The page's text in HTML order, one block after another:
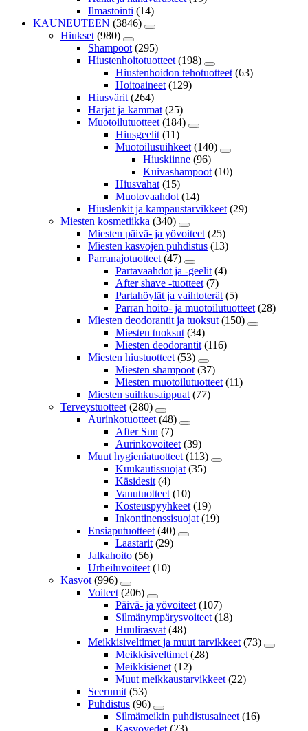
Ilmastointi (14)
KAUNEUTEEN (3846)
Hiukset (980)
Shampoot (295)
Hiustenhoitotuotteet (198)
Hiustenhoidon tehotuotteet (63)
Hoitoaineet (129)
Hiusvärit (264)
Harjat ja kammat (25)
Muotoilutuotteet (184)
Hiusgeelit (11)
Muotoilusuihkeet (140)
Hiuskiinne (96)
Kuivashampoot (10)
Hiusvahat (15)
Muotovaahdot (14)
Hiuslenkit ja kampaustarvikkeet (29)
Miesten kosmetiikka (340)
Miesten päivä- ja yövoiteet (25)
Miesten kasvojen puhdistus (13)
Parranajotuotteet (47)
Partavaahdot ja -geelit (4)
After shave -tuotteet (7)
Partahöylät ja vaihtoterät (5)
Parran hoito- ja muotoilutuotteet (28)
Miesten deodorantit ja tuoksut (150)
Miesten tuoksut (34)
Miesten deodorantit (116)
Miesten hiustuotteet (53)
Miesten shampoot (37)
Miesten muotoilutuotteet (11)
Miesten suihkusaippuat (77)
Terveystuotteet (280)
Aurinkotuotteet (48)
After Sun (7)
Aurinkovoiteet (39)
Muut hygieniatuotteet (113)
Kuukautissuojat (35)
Käsidesit (4)
Vanutuotteet (10)
Kosteuspyyhkeet (19)
Inkontinenssisuojat (19)
Ensiaputuotteet (40)
Laastarit (29)
Jalkahoito (56)
Urheiluvoiteet (10)
Kasvot (996)
Voiteet (206)
Päivä- ja yövoiteet (107)
Silmänympärysvoiteet (18)
Huulirasvat (48)
Meikkisiveltimet ja muut tarvikkeet (73)
Meikkisiveltimet (28)
Meikkisienet (12)
Muut meikkaustarvikkeet (22)
Seerumit (53)
Puhdistus (96)
Silmämeikin puhdistusaineet (16)